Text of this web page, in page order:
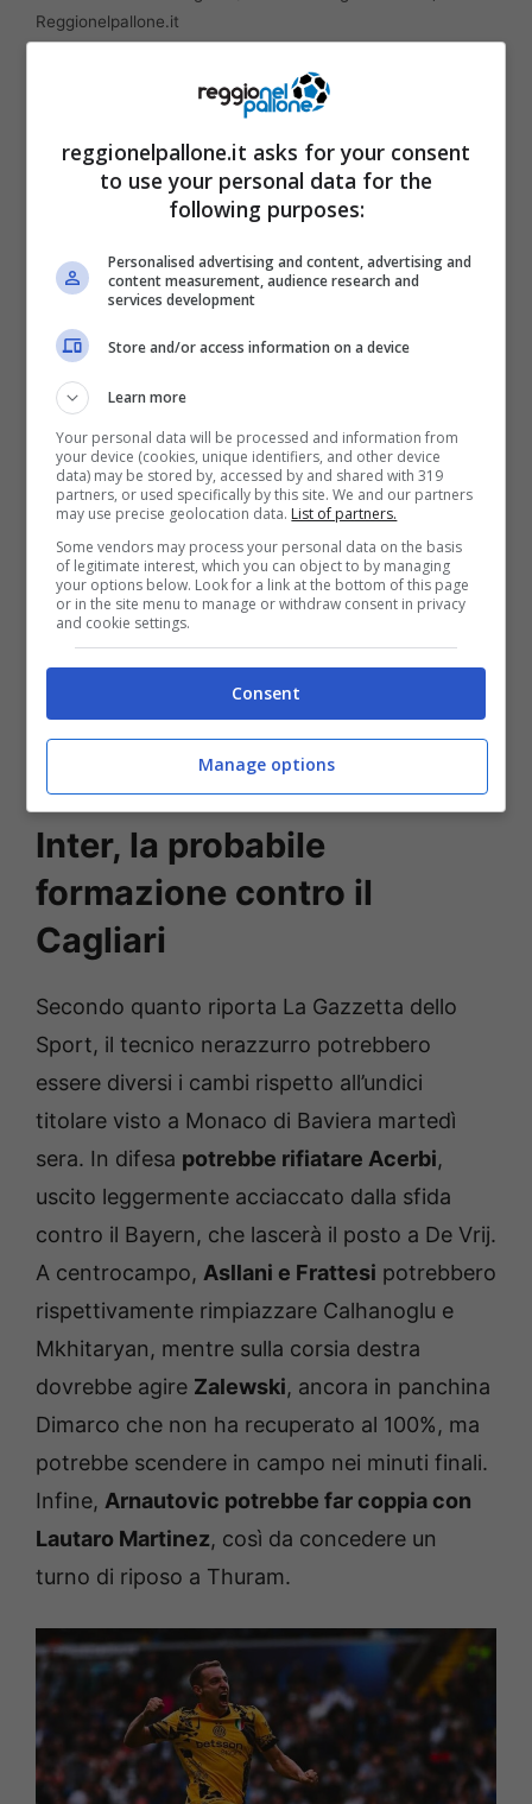
Reggionelpallone.it
Un match importante per il Biscione che, a
sette giornate dalla fine dei giochi, è in cima
alla classifica a più tre dal Napoli, impegnato
contro l’Empoli lunedì. Un successo potrebbe
quantomeno lasciare invariato il gap dai
partenopei. Mister Inzaghi contro il Cagliari, a
meno di clamorose sorprese,dovrebbe
puntare su un massiccio turnover
far rifiatare alcuni big in vista della gara di
ritorno contro il Bayern, in programma
mercoledì 16 a San Siro. Il 2-1 dell’andata non
fornisce certezze, considerata anche
l’abolizione della regola delle reti in trasferta.
Per strappare un pass valido per le semifinali,
mister Inzaghi contro i bavaresivorrà
schierare la formazione migliore
alcuni top player.
Inter, la probabile
formazione contro il
Cagliari
Secondo quanto riporta La Gazzetta dello
Sport, il tecnico nerazzurro potrebbero
essere diversi i cambi rispetto all’undici
titolare visto a Monaco di Baviera martedì
sera. In difesa potrebbe rifiatare Acerbi,
uscito leggermente acciaccato dalla sfida
contro il Bayern, che lascerà il posto a De Vrij.
A centrocampo, Asllani e Frattesi potrebbero
rispettivamente rimpiazzare Calhanoglu e
Mkhitaryan, mentre sulla corsia destra
dovrebbe agire Zalewski, ancora in panchina
Dimarco che non ha recuperato al 100%, ma
potrebbe scendere in campo nei minuti finali.
Infine, Arnautovic potrebbe far coppia con
Lautaro Martinez, così da concedere un
turno di riposo a Thuram.
reggionelpallone.it asks for your consent
to use your personal data for the
following purposes:
Personalised advertising and content, advertising and
content measurement, audience research and
services development
Store and/or access information on a device
Learn more
Your personal data will be processed and information from
your device (cookies, unique identifiers, and other device
data) may be stored by, accessed by and shared with 319
partners, or used specifically by this site. We and our partners
may use precise geolocation data. List of partners.
Some vendors may process your personal data on the basis
of legitimate interest, which you can object to by managing
your options below. Look for a link at the bottom of this page
or in the site menu to manage or withdraw consent in privacy
and cookie settings.
Consent
Manage options